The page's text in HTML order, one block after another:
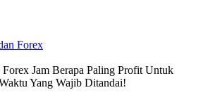
Forex
Jam Berapa Paling Profit Untuk
Yang Wajib Ditandai!